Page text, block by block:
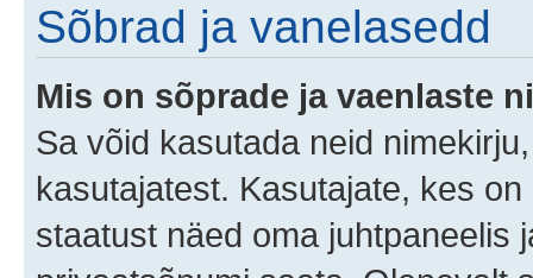
Sõbrad ja vanelasedd
Mis on sõprade ja vaenlaste
Sa võid kasutada neid
kasutajatest. Kasutajate, kes
staatust näed oma juhtpaneelis